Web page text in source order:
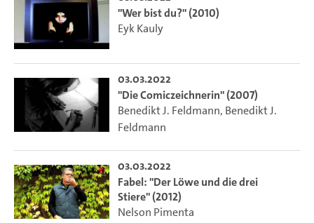
"Wer bist du?" (2010)
Eyk Kauly
03.03.2022
"Die Comiczeichnerin" (2007)
Benedikt J. Feldmann, Benedikt J.
Feldmann
03.03.2022
Fabel: "Der Löwe und die drei
Stiere" (2012)
Nelson Pimenta